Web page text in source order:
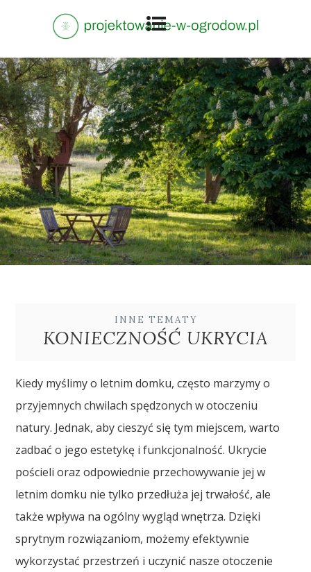
INNE TEMATY
KONIECZNOŚĆ UKRYCIA
Kiedy myślimy o letnim domku, często marzymy o
przyjemnych chwilach spędzonych w otoczeniu
natury. Jednak, aby cieszyć się tym miejscem, warto
zadbać o jego estetykę i funkcjonalność. Ukrycie
pościeli oraz odpowiednie przechowywanie jej w
letnim domku nie tylko przedłuża jej trwałość, ale
także wpływa na ogólny wygląd wnętrza. Dzięki
sprytnym rozwiązaniom, możemy efektywnie
wykorzystać przestrzeń i uczynić nasze otoczenie